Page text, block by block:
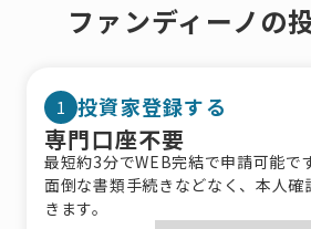
ファンディーノの
1 投資家登録する
専門口座不要
最短約3分でWEB完結で申請可能で
面倒な書類手続きなどなく、本人確
きます。